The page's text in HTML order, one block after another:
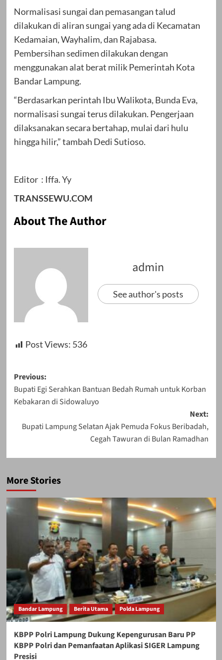
Normalisasi sungai dan pemasangan talud
dilakukan di aliran sungai yang ada di Kecamatan
Kedamaian, Wayhalim, dan Rajabasa.
Pembersihan sedimen dilakukan dengan
menggunakan alat berat milik Pemerintah Kota
Bandar Lampung.
“Berdasarkan perintah Ibu Walikota, Bunda Eva,
normalisasi sungai terus dilakukan. Pengerjaan
dilaksanakan secara bertahap, mulai dari hulu
hingga hilir,” tambah Dedi Sutioso.
Editor : Iffa. Yy
TRANSSEWU.COM
About The Author
admin
See author's posts
Post Views: 536
Post
navigation
Previous:
Bupati Egi Serahkan Bantuan Bedah Rumah untuk Korban
Kebakaran di Sidowaluyo
Next:
Bupati Lampung Selatan Ajak Pemuda Fokus Beribadah,
Cegah Tawuran di Bulan Ramadhan
More Stories
Bandar Lampung Berita Utama Polda Lampung
KBPP Polri Lampung Dukung Kepengurusan Baru PP
KBPP Polri dan Pemanfaatan Aplikasi SIGER Lampung
Presisi